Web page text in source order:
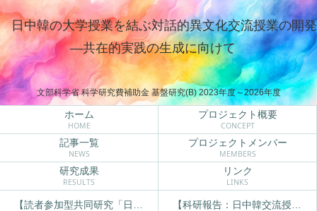
日中韓の大学授業を結ぶ対話的異文化交流授業の開発
―共在的実践の生成に向けて
文部科学省 科学研究費補助金 基盤研究(B) 2023年度～2026年度
ホーム
HOME
プロジェクト概要
CONCEPT
記事一覧
NEWS
プロジェクトメンバー
MEMBERS
研究成果
RESULTS
リンク
LINKS
【科研報告：日中韓交流授業で探る相互理解】